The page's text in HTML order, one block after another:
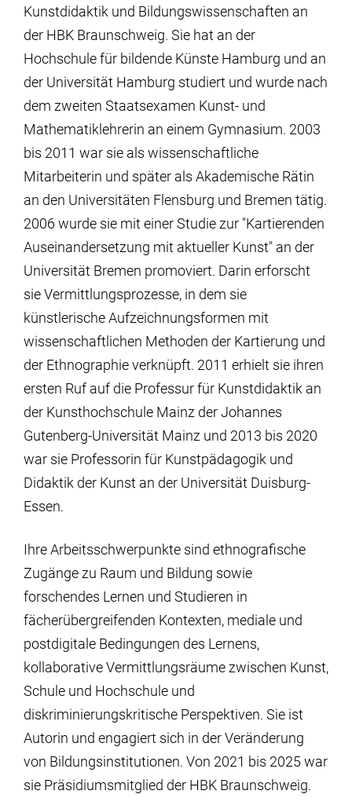
Kunstdidaktik und Bildungswissenschaften an
der HBK Braunschweig. Sie hat an der
Hochschule für bildende Künste Hamburg und an
der Universität Hamburg studiert und wurde nach
dem zweiten Staatsexamen Kunst- und
Mathematiklehrerin an einem Gymnasium. 2003
bis 2011 war sie als wissenschaftliche
Mitarbeiterin und später als Akademische Rätin
an den Universitäten Flensburg und Bremen tätig.
2006 wurde sie mit einer Studie zur "Kartierenden
Auseinandersetzung mit aktueller Kunst" an der
Universität Bremen promoviert. Darin erforscht
sie Vermittlungsprozesse, in dem sie
künstlerische Aufzeichnungsformen mit
wissenschaftlichen Methoden der Kartierung und
der Ethnographie verknüpft. 2011 erhielt sie ihren
ersten Ruf auf die Professur für Kunstdidaktik an
der Kunsthochschule Mainz der Johannes
Gutenberg-Universität Mainz und 2013 bis 2020
war sie Professorin für Kunstpädagogik und
Didaktik der Kunst an der Universität Duisburg-
Essen.
Ihre Arbeitsschwerpunkte sind ethnografische
Zugänge zu Raum und Bildung sowie
forschendes Lernen und Studieren in
fächerübergreifenden Kontexten, mediale und
postdigitale Bedingungen des Lernens,
kollaborative Vermittlungsräume zwischen Kunst,
Schule und Hochschule und
diskriminierungskritische Perspektiven. Sie ist
Autorin und engagiert sich in der Veränderung
von Bildungsinstitutionen. Von 2021 bis 2025 war
sie Präsidiumsmitglied der HBK Braunschweig.